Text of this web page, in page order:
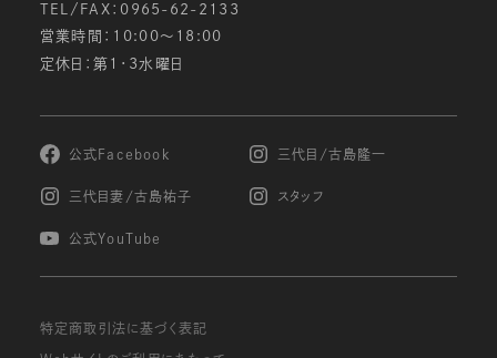
お申し込みいただいたサービス等の提供のため。
個人情報の第三者への開示・提供の禁止
管理し、次のいずれかに該当する場合を除き、個人
情報を第三者に開示致しません。
お客様が希望されるサービスを行なうために当社
当社は、個人情報の正確性及び安全性確保のため
TEL/FAX：0965-62-2133
営業時間：10:00〜18:00
定休日：第1・3水曜日
公式Facebook 三代目/古島隆一
三代目妻/古島祐子 スタッフ
公式YouTube
特定商取引法に基づく表記